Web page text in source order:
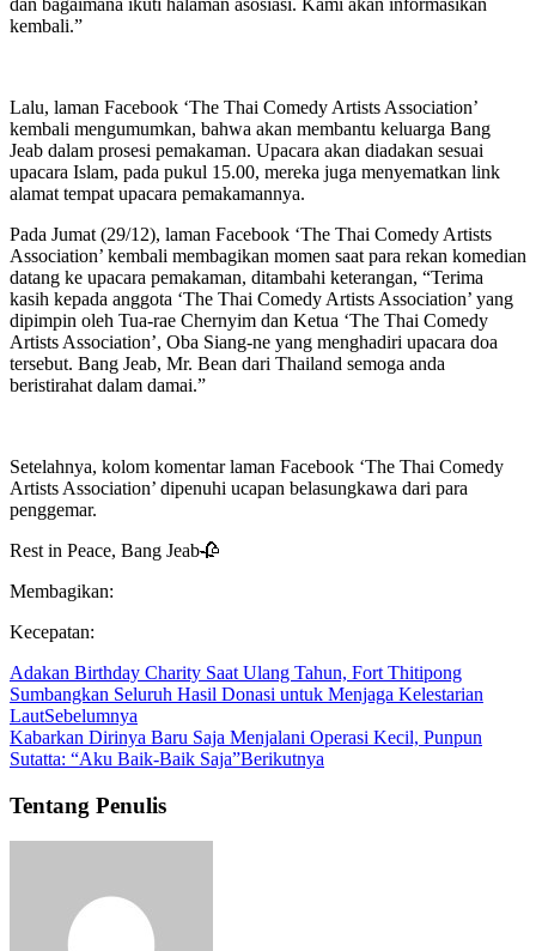
kembali.”
Lalu, laman Facebook ‘The Thai Comedy Artists Association’
kembali mengumumkan, bahwa akan membantu keluarga Bang
Jeab dalam prosesi pemakaman. Upacara akan diadakan sesuai
upacara Islam, pada pukul 15.00, mereka juga menyematkan link
alamat tempat upacara pemakamannya.
Pada Jumat (29/12), laman Facebook ‘The Thai Comedy Artists
Association’ kembali membagikan momen saat para rekan komedian
datang ke upacara pemakaman, ditambahi keterangan, “Terima
kasih kepada anggota ‘The Thai Comedy Artists Association’ yang
dipimpin oleh Tua-rae Chernyim dan Ketua ‘The Thai Comedy
Artists Association’, Oba Siang-ne yang menghadiri upacara doa
tersebut. Bang Jeab, Mr. Bean dari Thailand semoga anda
beristirahat dalam damai.”
Setelahnya, kolom komentar laman Facebook ‘The Thai Comedy
Artists Association’ dipenuhi ucapan belasungkawa dari para
penggemar.
Rest in Peace, Bang Jeab🥀
Membagikan:
Kecepatan:
Adakan Birthday Charity Saat Ulang Tahun, Fort Thitipong
Sumbangkan Seluruh Hasil Donasi untuk Menjaga Kelestarian
LautSebelumnya
Kabarkan Dirinya Baru Saja Menjalani Operasi Kecil, Punpun
Sutatta: “Aku Baik-Baik Saja”Berikutnya
Tentang Penulis